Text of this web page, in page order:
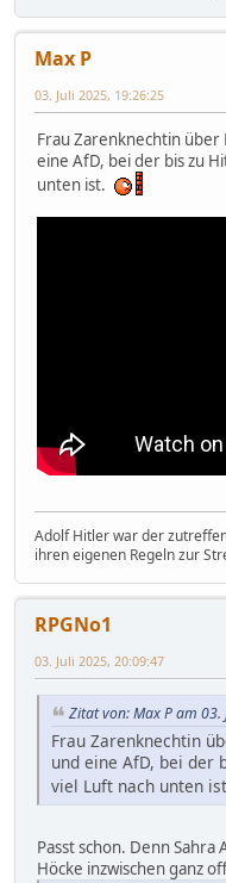
Max P
03. Juli 2025, 19:26:25
Frau Zarenknechtin
eine AfD, bei der bis zu
unten ist.
Adolf Hitler war der
ihren eigenen Regeln zur
RPGNo1
03. Juli 2025, 20:09:47
Zitat von: Max P am
Frau Zarenknechtin
und eine AfD, bei der
viel Luft nach unten
Passt schon. Denn
Höcke inzwischen ganz